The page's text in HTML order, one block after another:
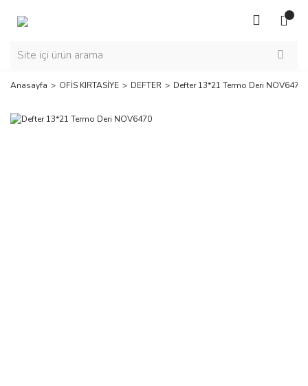
Anasayfa OFİS KIRTASİYE DEFTER Defter 13*21 Termo Deri NOV6470